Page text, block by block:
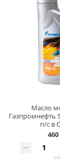
Масло
Газпромнефть
п/с в